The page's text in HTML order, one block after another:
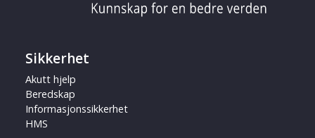
Sikkerhet
Akutt hjelp
Beredskap
Informasjonssikkerhet
HMS